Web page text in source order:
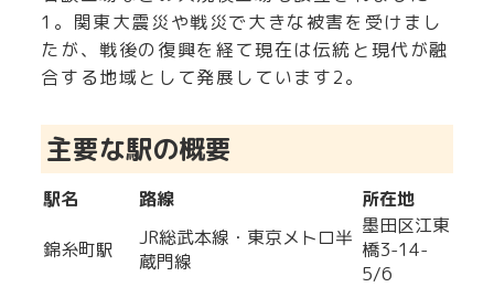
1 。関東大震災や戦災で大きな被害を受けまし
たが、戦後の復興を経て現在は伝統と現代が融
合する地域として発展しています2。
主要な駅の概要
駅名 路線 所在地
錦糸町駅
JR総武本線・東京メトロ半
蔵門線
墨田区江東
橋3-14-
5/6